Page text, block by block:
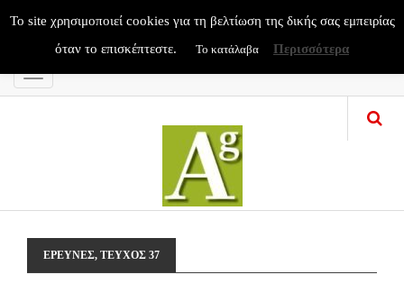
Menu
ΕΡΕΥΝΕΣ, ΤΕΥΧΟΣ 37
To site χρησιμοποιεί cookies για τη βελτίωση της δικής σας εμπειρίας
όταν το επισκέπτεστε.
Το κατάλαβα Περισσότερα